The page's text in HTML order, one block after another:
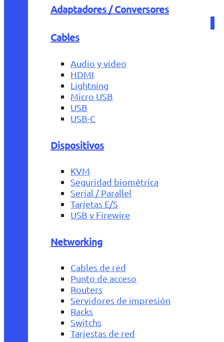
Adaptadores / Conversores
Cables
Audio y vídeo
HDMI
Lightning
Micro USB
USB
USB-C
Dispositivos
KVM
Seguridad biométrica
Serial / Parallel
Tarjetas E/S
USB y Firewire
Networking
Cables de red
Punto de acceso
Routers
Servidores de impresión
Racks
Switchs
Tarjestas de red